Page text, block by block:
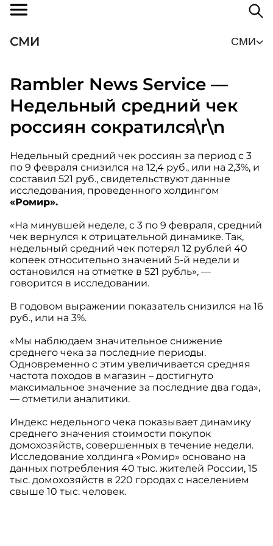
СМИ СМИ
Rambler News Service —
Недельный средний чек
россиян сократился\r\n
Недельный средний чек россиян за период с 3
по 9 февраля снизился на 12,4 руб., или на 2,3%, и
составил 521 руб., свидетельствуют данные
исследования, проведенного холдингом
«Ромир».
«На минувшей неделе, с 3 по 9 февраля, средний
чек вернулся к отрицательной динамике. Так,
недельный средний чек потерял 12 рублей 40
копеек относительно значений 5-й недели и
остановился на отметке в 521 рубль», —
говорится в исследовании.
В годовом выражении показатель снизился на 16
руб., или на 3%.
«Мы наблюдаем значительное снижение
среднего чека за последние периоды.
Одновременно с этим увеличивается средняя
частота походов в магазин – достигнуто
максимальное значение за последние два года»,
— отметили аналитики.
Индекс недельного чека показывает динамику
среднего значения стоимости покупок
домохозяйств, совершенных в течение недели.
Исследование холдинга «Ромир» основано на
данных потребления 40 тыс. жителей России, 15
тыс. домохозяйств в 220 городах с населением
свыше 10 тыс. человек.